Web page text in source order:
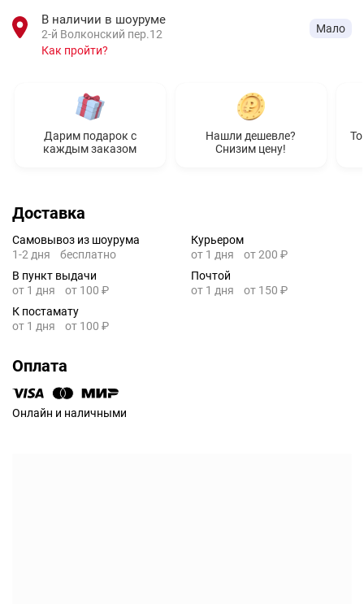
В наличии в шоуруме
2-й Волконский пер.12
Как пройти?
Мало
Дарим подарок с
каждым заказом
Нашли дешевле?
Снизим цену!
Доставка
Самовывоз из шоурума
1-2 дня
бесплатно
Курьером
от 1 дня
от 200 ₽
В пункт выдачи
от 1 дня
от 100 ₽
Почтой
от 1 дня
от 150 ₽
К постамату
от 1 дня
от 100 ₽
Оплата
Онлайн и наличными